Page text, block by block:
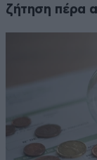
ζήτηση πέρα